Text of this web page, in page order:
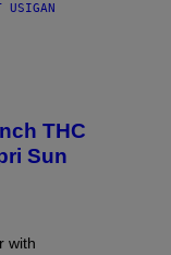
USIGAN
THC
Sun
with